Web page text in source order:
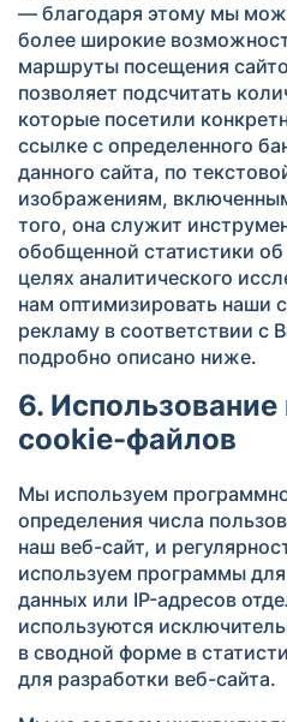
— благодаря этому мы
более широкие
маршруты посещения
позволяет подсчитать
которые посетили
ссылке с определенного
данного сайта, по
изображениям,
того, она служит
обобщенной статистики
целях аналитического
нам оптимизировать наши
рекламу в соответствии с
подробно описано ниже.
6. Использование
cookie-файлов
Мы используем
определения числа
наш веб-сайт, и
используем программы
данных или IP-адресов
используются
в сводной форме в
для разработки веб-сайта.